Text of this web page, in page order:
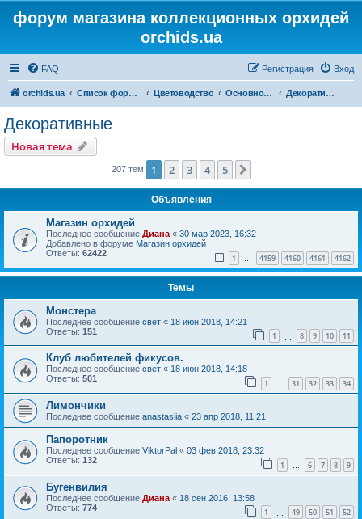
форум магазина коллекционных орхидей
orchids.ua
FAQ Вход
Регистрация
orchids.ua Список форумов Цветоводство Основной форум Декоративные
Декоративные
Новая тема
207 тем 1 2 3 4 5
Объявления
Магазин орхидей
Последнее сообщение Диана « 30 мар 2023, 16:32
Добавлено в форуме Магазин орхидей
Ответы: 62422 1 … 4159 4160 4161 4162
Темы
Монстера
Последнее сообщение свет « 18 июн 2018, 14:21
Ответы: 151 1 8 9 10 11
Клуб любителей фикусов.
Последнее сообщение свет « 18 июн 2018, 14:18
Ответы: 501 1 … 31 32 33 34
Лимончики
Последнее сообщение anastasiia « 23 апр 2018, 11:21
Папоротник
Последнее сообщение ViktorPal « 03 фев 2018, 23:32
Ответы: 132 1 … 6 7 8 9
Бугенвилия
Последнее сообщение Диана « 18 сен 2016, 13:58
Ответы: 774 1 49 50 51 52